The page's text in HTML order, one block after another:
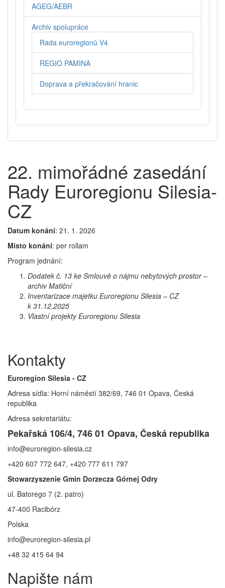
AGEG/AEBR
Archiv spolupráce
Rada euroregionů V4
REGIO PAMINA
Doprava a překračování hranic
22. mimořádné zasedání
Rady Euroregionu Silesia-
CZ
Datum konání: 21. 1. 2026
Místo konání: per rollam
‍Program jednání:
Dodatek č. 13 ke Smlouvě o nájmu nebytových prostor –
archiv Matiční
Inventarizace majetku Euroregionu Silesia – CZ
k 31.12.2025
Vlastní projekty Euroregionu Silesia
Kontakty
Euroregion Silesia - CZ
Adresa sídla: Horní náměstí 382/69, 746 01 Opava, Česká
republika
Adresa sekretariátu:
Pekařská 106/4, 746 01 Opava, Česká republika
info@euroregion-silesia.cz
+420 607 772 647, +420 777 611 797
Stowarzyszenie Gmin Dorzecza Górnej Odry
ul. Batorego 7 (2. patro)
47-400 Racibórz
Polska
info@euroregion-silesia.pl
+48 32 415 64 94
Napište nám